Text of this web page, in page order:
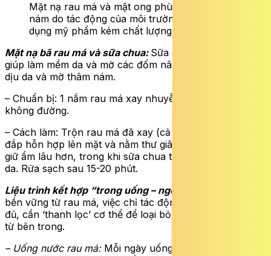
Mặt nạ rau má và mật ong phù hợp cho da
nám do tác động của môi trường hoặc sử
dụng mỹ phẩm kém chất lượng.
Mặt nạ bã rau má và sữa chua: Sữa chua chứa axit lactic
giúp làm mềm da và mờ các đốm nâu hiệu quả, giúp làm
dịu da và mờ thâm nám.
– Chuẩn bị: 1 nắm rau má xay nhuyễn, 2 thìa sữa chua
không đường.
– Cách làm: Trộn rau má đã xay (cả bã) với sữa chua;
đắp hỗn hợp lên mặt và nằm thư giãn. Bã rau má giúp
giữ ẩm lâu hơn, trong khi sữa chua thẩm thấu làm sáng
da. Rửa sạch sau 15-20 phút.
Liệu trình kết hợp “trong uống – ngoài đắp”:
bền vững từ rau má, việc chỉ tác động bên ngoài là chưa
đủ, cần ‘thanh lọc’ cơ thể để loại bỏ độc tố gây sạm da
từ bên trong.
– Uống nước rau má:Mỗi ngày uống khoảng 200ml